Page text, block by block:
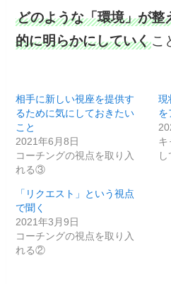
どのような「環境」が整
的に明らかにしていくこ
相手に新しい視座を提供す
るために気にしておきたい
こと
2021年6月8日
コーチングの視点を取り入
れる③
現
を
キ
「リクエスト」という視点
で聞く
2021年3月9日
コーチングの視点を取り入
れる②